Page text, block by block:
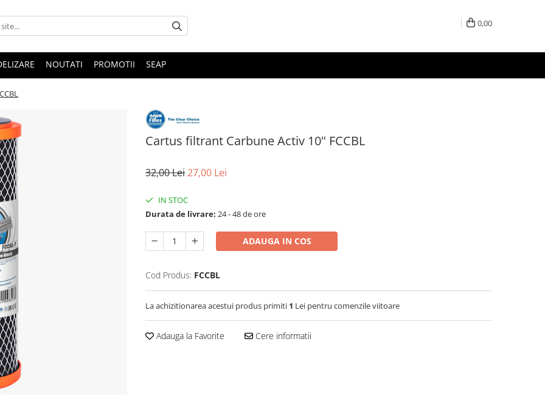
0,00
NOUTATI PROMOTII SEAP
Cartus filtrant Carbune Activ 10" FCCBL
32,00 Lei27,00 Lei
IN STOC
Durata de livrare: 24 - 48 de ore
ADAUGA IN COS
Cod Produs: FCCBL
La achizitionarea acestui produs primiti 1 Lei pentru comenzile viitoare
Adauga la Favorite Cere informatii